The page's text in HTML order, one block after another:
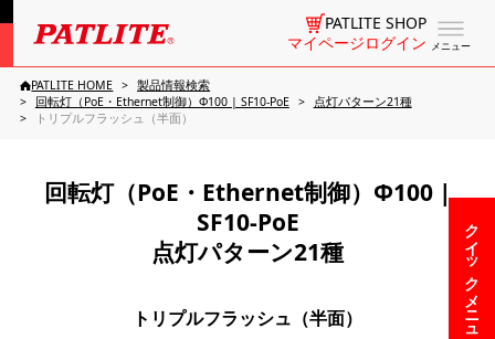
メニュー
PATLITE SHOP
マイページログイン
クイックメニュー
PATLITE HOME
製品情報検索
回転灯（PoE・Ethernet制御）Φ100 | SF10-PoE
点灯パターン21種
トリプルフラッシュ（半面）
回転灯（PoE・Ethernet制御）Φ100 |
SF10-PoE
点灯パターン21種
トリプルフラッシュ（半面）